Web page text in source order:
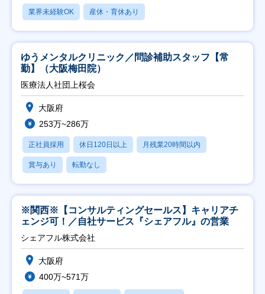
業界未経験OK 産休・育休あり
ゆうメンタルクリニック／問診補助スタッフ【常
勤】（大阪梅田院）
医療法人社団上桜会
大阪府
253万~286万
正社員採用 休日120日以上 月残業20時間以内
賞与あり 転勤なし
※関西※【コンサルティングセールス】キャリアチ
ェンジ可！／自社サービス『シェアフル』の営業
シェアフル株式会社
大阪府
400万~571万